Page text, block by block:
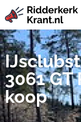
3061
koop